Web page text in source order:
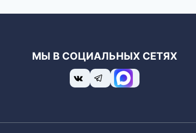
МЫ В СОЦИАЛЬНЫХ СЕТЯХ